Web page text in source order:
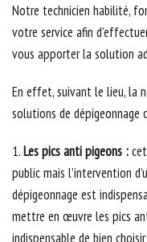
Notre technicien habilité,
votre service afin
vous apporter la solution
En effet, suivant le lieu, la
solutions de dépigeonnage
1.Les pics anti pigeons :
public mais l’intervention
dépigeonnage est
mettre en œuvre les pics
indispensable de bien